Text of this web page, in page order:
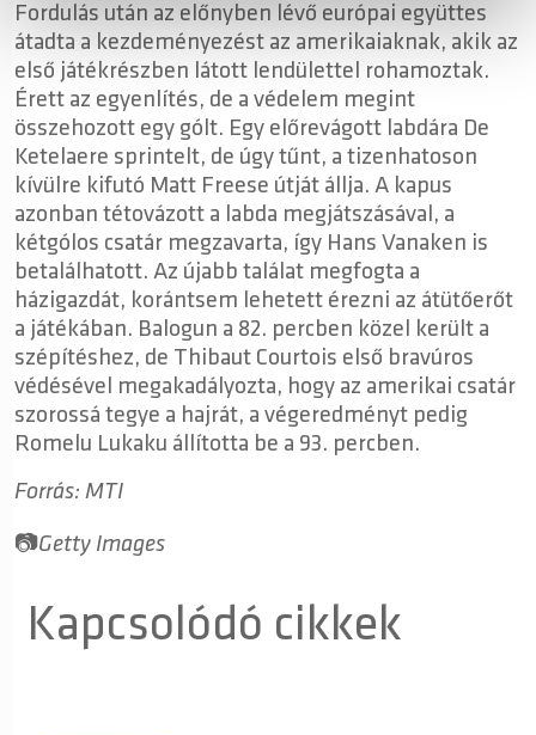
Fordulás után az előnyben lévő európai együttes
átadta a kezdeményezést az amerikaiaknak, akik az
első játékrészben látott lendülettel rohamoztak.
Érett az egyenlítés, de a védelem megint
összehozott egy gólt. Egy előrevágott labdára De
Ketelaere sprintelt, de úgy tűnt, a tizenhatoson
kívülre kifutó Matt Freese útját állja. A kapus
azonban tétovázott a labda megjátszásával, a
kétgólos csatár megzavarta, így Hans Vanaken is
betalálhatott. Az újabb találat megfogta a
házigazdát, korántsem lehetett érezni az átütőerőt
a játékában. Balogun a 82. percben közel került a
szépítéshez, de Thibaut Courtois első bravúros
védésével megakadályozta, hogy az amerikai csatár
szorossá tegye a hajrát, a végeredményt pedig
Romelu Lukaku állította be a 93. percben.
Forrás: MTI
📷Getty Images
Kapcsolódó cikkek